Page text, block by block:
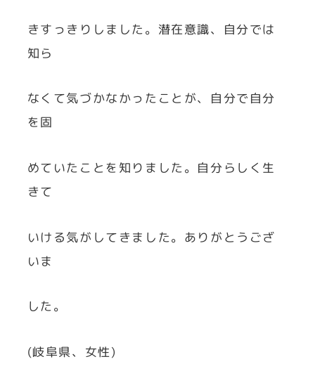
きすっきりしました。潜在意識、自分では
知ら
なくて気づかなかったことが、自分で自分
を固
めていたことを知りました。自分らしく生
きて
いける気がしてきました。ありがとうござ
いま
した。
(岐阜県、女性)